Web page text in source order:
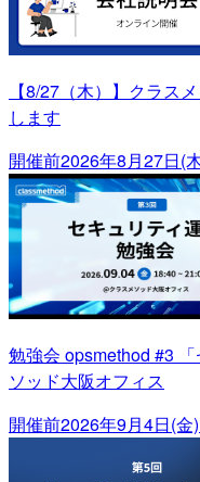
【8/27（木）】クラス
します
開催前2026年8月27日(
勉強会 opsmethod #3
ソッド大阪オフィス
開催前2026年9月4日(金